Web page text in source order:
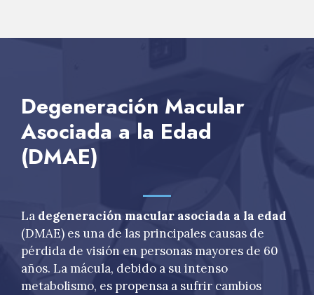
Degeneración Macular
Asociada a la Edad
(DMAE)
La degeneración macular asociada a la edad
(DMAE) es una de las principales causas de
pérdida de visión en personas mayores de 60
años. La mácula, debido a su intenso
metabolismo, es propensa a sufrir cambios